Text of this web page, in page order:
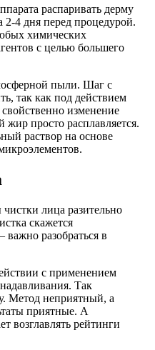
распаривать дерму
2-4 дня перед процедурой.
химических
с целью большего
пыли. Шаг с
так как под действием
изменение
жир просто расплавляется.
раствор на основе
лица разительно
скажется
разобраться в
с применением
Так
Метод неприятный, а
приятные. А
возглавлять рейтинги